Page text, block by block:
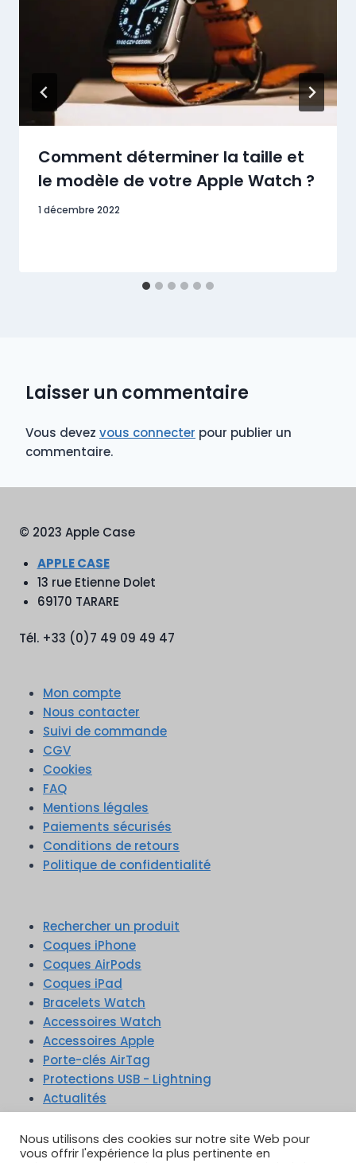
Comment déterminer la taille et
le modèle de votre Apple Watch ?
1 décembre 2022
Laisser un commentaire
Vous devez vous connecter pour publier un
commentaire.
© 2023 Apple Case
APPLE CASE
13 rue Etienne Dolet
69170 TARARE
Tél. +33 (0)7 49 09 49 47
Mon compte
Nous contacter
Suivi de commande
CGV
Cookies
FAQ
Mentions légales
Paiements sécurisés
Conditions de retours
Politique de confidentialité
Rechercher un produit
Coques iPhone
Coques AirPods
Coques iPad
Bracelets Watch
Accessoires Watch
Accessoires Apple
Porte-clés AirTag
Protections USB - Lightning
Actualités